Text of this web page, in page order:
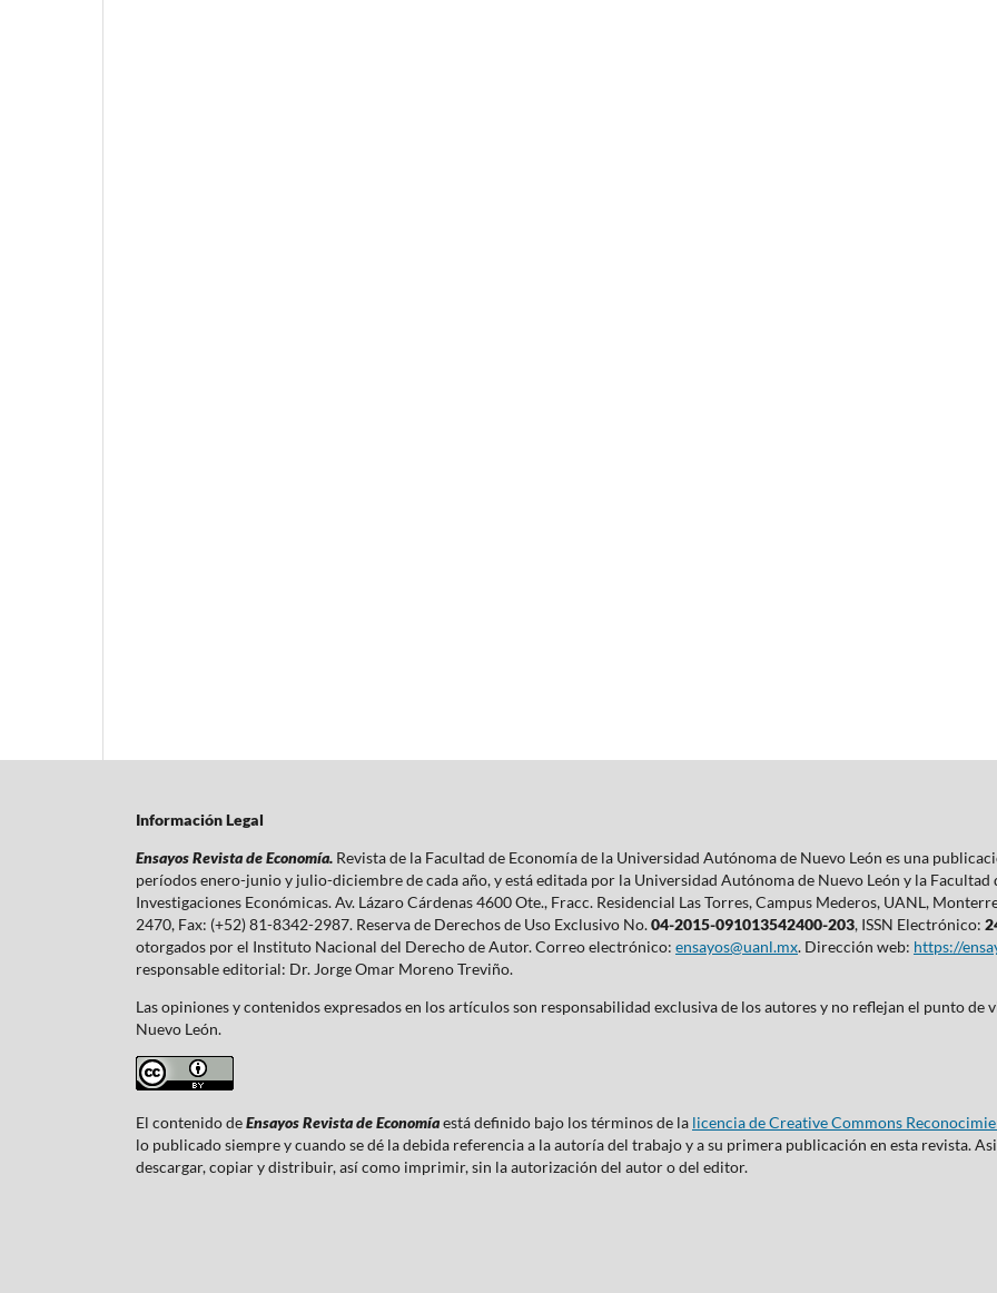
Información Legal
Ensayos Revista de Economía. Revista de la Facultad de Economía de la Universidad Autónoma de Nuevo León es una
períodos enero-junio y julio-diciembre de cada año, y está editada por la Universidad Autónoma de Nuevo León y la
Investigaciones Económicas. Av. Lázaro Cárdenas 4600 Ote., Fracc. Residencial Las Torres, Campus Mederos, UANL,
2470, Fax: (+52) 81-8342-2987. Reserva de Derechos de Uso Exclusivo No.04-2015-091013542400-203, ISSN Electrónico:
otorgados por el Instituto Nacional del Derecho de Autor. Correo electrónico: ensayos@uanl.mx. Dirección web: https://
responsable editorial: Dr. Jorge Omar Moreno Treviño.
Las opiniones y contenidos expresados en los artículos son responsabilidad exclusiva de los autores y no reflejan el punto
Nuevo León.
El contenido deEnsayos Revista de Economíaestá definido bajo los términos de la licencia de Creative Commons
lo publicado siempre y cuando se dé la debida referencia a la autoría del trabajo y a su primera publicación en esta revista.
descargar, copiar y distribuir, así como imprimir, sin la autorización del autor o del editor.